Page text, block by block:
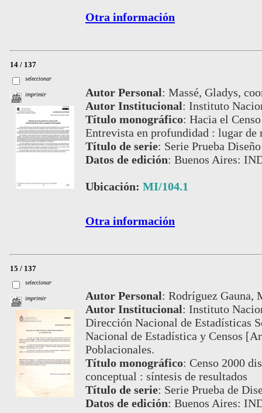
Otra información
14 / 137
seleccionar
imprimir Autor Personal: Massé, Gladys,
Autor Institucional: Instituto
Título monográfico: Hacia el
Entrevista en profundidad : lugar de
Título de serie: Serie Prueba
Datos de edición: Buenos Aires:
Ubicación: MI/104.1
Otra información
15 / 137
seleccionar
imprimir Autor Personal: Rodríguez Gauna,
Autor Institucional: Instituto
Dirección Nacional de Estadísticas
Nacional de Estadística y Censos
Poblacionales.
Título monográfico: Censo 2000
conceptual : síntesis de resultados
Título de serie: Serie Prueba de
Datos de edición: Buenos Aires: